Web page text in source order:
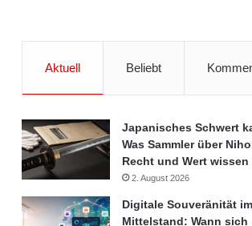
Aktuell Beliebt
Japanisches Schwert
Was Sammler über
Recht und Wert
2. August 2026
Digitale Souveränität im
Mittelstand: Wann sich